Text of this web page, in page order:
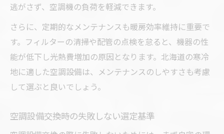
逃がさず、空調機の負荷を軽減できます。
さらに、定期的なメンテナンスも暖房効率維持に重要で
す。フィルターの清掃や配管の点検を怠ると、機器の性
能が低下し光熱費増加の原因となります。北海道の寒冷
地に適した空調設備は、メンテナンスのしやすさも考慮
して選ぶと良いでしょう。
空調設備交換時の失敗しない選定基準